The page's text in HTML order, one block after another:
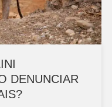
DENUNCIAR